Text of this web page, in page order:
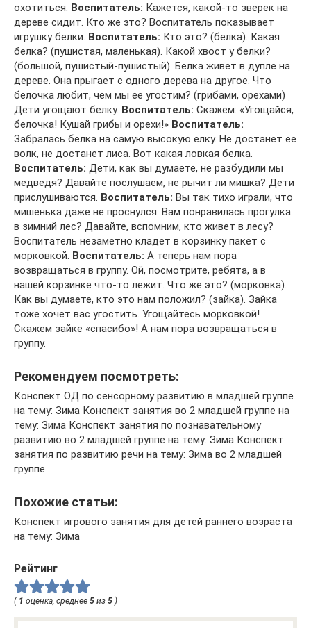
охотиться. Воспитатель: Кажется, какой-то зверек на
дереве сидит. Кто же это? Воспитатель показывает
игрушку белки. Воспитатель: Кто это? (белка). Какая
белка? (пушистая, маленькая). Какой хвост у белки?
(большой, пушистый-пушистый). Белка живет в дупле на
дереве. Она прыгает с одного дерева на другое. Что
белочка любит, чем мы ее угостим? (грибами, орехами)
Дети угощают белку. Воспитатель: Скажем: «Угощайся,
белочка! Кушай грибы и орехи!» Воспитатель:
Забралась белка на самую высокую елку. Не достанет ее
волк, не достанет лиса. Вот какая ловкая белка.
Воспитатель: Дети, как вы думаете, не разбудили мы
медведя? Давайте послушаем, не рычит ли мишка? Дети
прислушиваются. Воспитатель: Вы так тихо играли, что
мишенька даже не проснулся. Вам понравилась прогулка
в зимний лес? Давайте, вспомним, кто живет в лесу?
Воспитатель незаметно кладет в корзинку пакет с
морковкой. Воспитатель: А теперь нам пора
возвращаться в группу. Ой, посмотрите, ребята, а в
нашей корзинке что-то лежит. Что же это? (морковка).
Как вы думаете, кто это нам положил? (зайка). Зайка
тоже хочет вас угостить. Угощайтесь морковкой!
Скажем зайке «спасибо»! А нам пора возвращаться в
группу.
Рекомендуем посмотреть:
Конспект ОД по сенсорному развитию в младшей группе
на тему: Зима Конспект занятия во 2 младшей группе на
тему: Зима Конспект занятия по познавательному
развитию во 2 младшей группе на тему: Зима Конспект
занятия по развитию речи на тему: Зима во 2 младшей
группе
Похожие статьи:
Конспект игрового занятия для детей раннего возраста
на тему: Зима
Рейтинг
( 1 оценка, среднее 5 из 5 )